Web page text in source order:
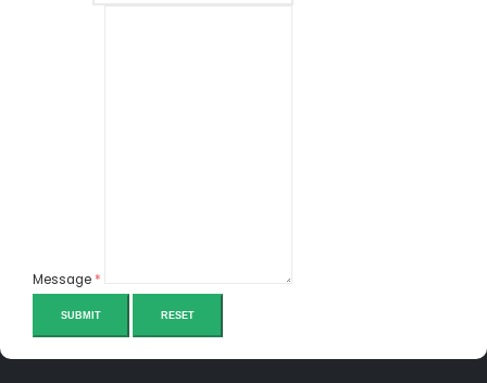
Message *
SUBMIT RESET